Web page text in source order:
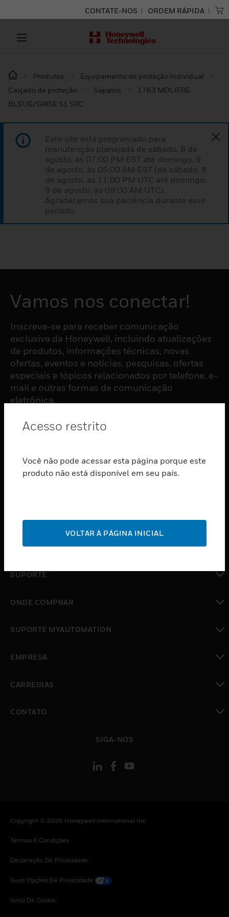
CONTATE-NOS ORDEM RÁPIDA
Produtos
Equipamento de proteção individual
Calçado de proteção
Sapatos
1763 MOLIERE
BLEUE/GRISE S1 SRC
Este site está programado para
manutenção planejada de sábado, 8 de
agosto, às 07:00 PM EST até domingo, 9
de agosto, às 05:00 AM EST (de sábado, 8
de agosto, às 11:00 PM UTC até domingo,
9 de agosto, às 09:00 AM UTC).
Agradecemos sua paciência durante esse
período.
Vamos nos conectar!
Inscreva-se para receber comunicação
exclusiva da Honeywell, incluindo atualizações
de produtos, informações técnicas, novas
ofertas, eventos e notícias, pesquisas, ofertas
especiais e tópicos relacionados por telefone, e-
mail e outras formas de comunicação
eletrônica.
ASSINAR
PRODUTOS
SERVIÇOS
INDUSTRIAS
SUPORTE
ONDE COMPRAR
SUPORTE MYAUTOMATION
EMPRESA
CARREIRAS
CONTATO
SIGA-NOS
Copyright © 2026 Honeywell International Inc
Termos E Condições
Declaração De Privacidade
Suas Opções De Privacidade
Aviso De Cookie
Acesso restrito
Você não pode acessar esta página porque este
produto não está disponível em seu país.
VOLTAR À PÁGINA INICIAL